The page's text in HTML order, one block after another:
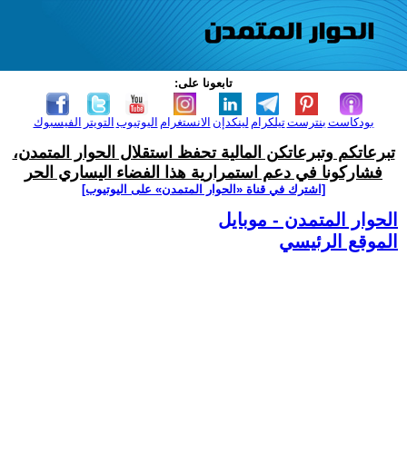
تابعونا على:
الفيسبوك التويتر اليوتيوب الانستغرام لينكدإن تيلكرامبنترست بودكاست
تبرعاتكم وتبرعاتكن المالية تحفظ استقلال الحوار المتمدن،
فشاركونا في دعم استمرارية هذا الفضاء اليساري الحر
[اشترك في قناة ‫«الحوار المتمدن» على اليوتيوب]
الحوار المتمدن - موبايل
الموقع الرئيسي